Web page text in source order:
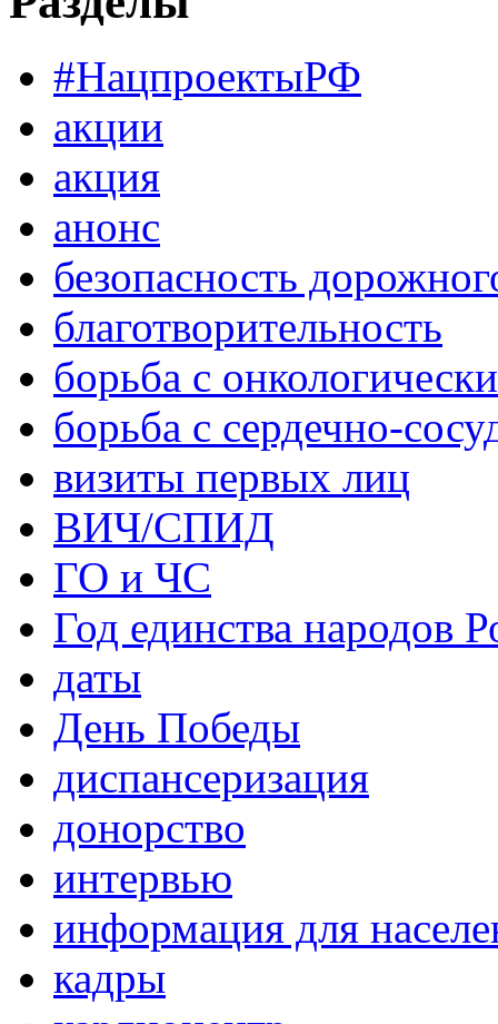
#НацпроектыРФ
акции
акция
анонс
безопасность
благотворительность
борьба с
борьба с сердечно-
визиты первых лиц
ВИЧ/СПИД
ГО и ЧС
Год единства народов
даты
День Победы
диспансеризация
донорство
интервью
информация для
кадры